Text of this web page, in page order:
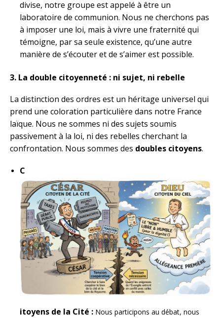
divise, notre groupe est appelé à être un
laboratoire de communion. Nous ne cherchons pas
à imposer une loi, mais à vivre une fraternité qui
témoigne, par sa seule existence, qu’une autre
manière de s’écouter et de s’aimer est possible.
3. La double citoyenneté : ni sujet, ni rebelle
La distinction des ordres est un héritage universel qui
prend une coloration particulière dans notre France
laïque. Nous ne sommes ni des sujets soumis
passivement à la loi, ni des rebelles cherchant la
confrontation. Nous sommes des doubles citoyens.
C
itoyens de la Cité : Nous participons au débat, nous